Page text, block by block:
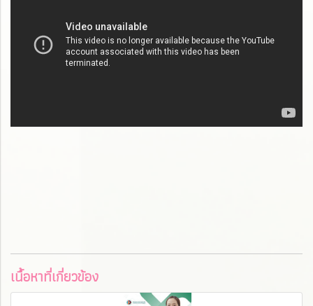
เนื้อหาที่เกี่ยวข้อง